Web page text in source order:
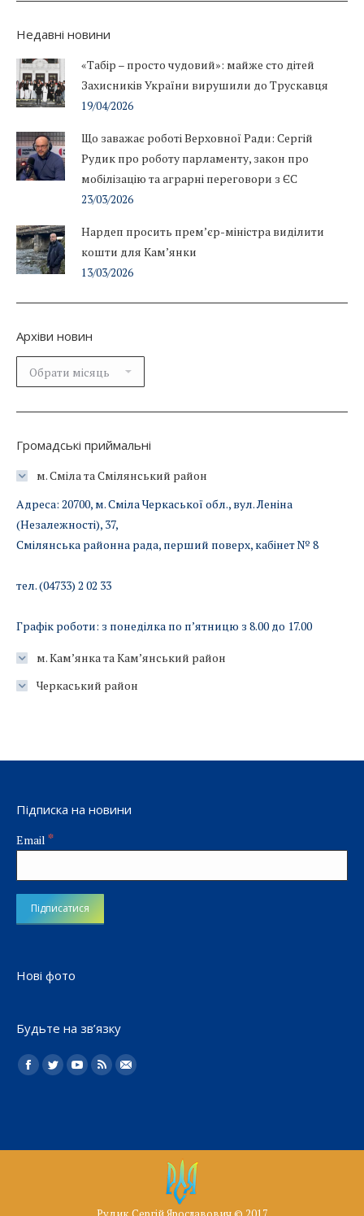
Недавні новини
«Табір – просто чудовий»: майже сто дітей
Захисників України вирушили до Трускавця
19/04/2026
Що заважає роботі Верховної Ради: Сергій
Рудик про роботу парламенту, закон про
мобілізацію та аграрні переговори з ЄС
23/03/2026
Нардеп просить прем’єр-міністра виділити
кошти для Кам’янки
13/03/2026
Архіви новин
Архіви
новин
Громадські приймальні
м. Сміла та Смілянський район
Адреса: 20700, м. Сміла Черкаської обл., вул. Леніна
(Незалежності), 37,
Смілянська районна рада, перший поверх, кабінет № 8
тел. (04733) 2 02 33
Графік роботи: з понеділка по п’ятницю з 8.00 до 17.00
м. Кам’янка та Кам’янський район
Черкаський район
Підписка на новини
Email *
Нові фото
Будьте на зв’язку
Найдите нас:
Facebook
TwitterYouTube
Rss Електронна